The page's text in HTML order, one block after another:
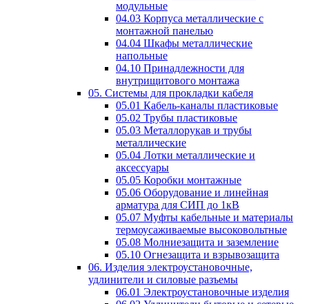
модульные
04.03 Корпуса металлические с
монтажной панелью
04.04 Шкафы металлические
напольные
04.10 Принадлежности для
внутрищитового монтажа
05. Системы для прокладки кабеля
05.01 Кабель-каналы пластиковые
05.02 Трубы пластиковые
05.03 Металлорукав и трубы
металлические
05.04 Лотки металлические и
аксессуары
05.05 Коробки монтажные
05.06 Оборудование и линейная
арматура для СИП до 1кВ
05.07 Муфты кабельные и материалы
термоусаживаемые высоковольтные
05.08 Молниезащита и заземление
05.10 Огнезащита и взрывозащита
06. Изделия электроустановочные,
удлинители и силовые разъемы
06.01 Электроустановочные изделия